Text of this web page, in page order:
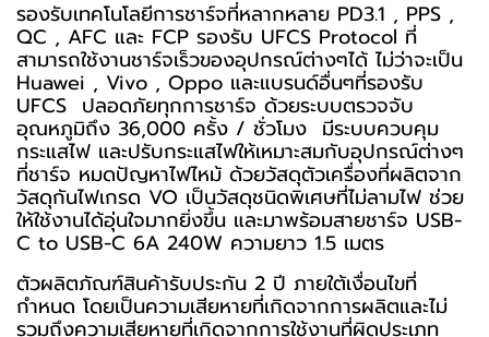
รองรับเทคโนโลยีการชาร์จที่หลากหลาย PD3.1 , PPS ,
QC , AFC และ FCP รองรับ UFCS Protocol ที่
สามารถใช้งานชาร์จเร็วของอุปกรณ์ต่างๆได้ ไม่ว่าจะเป็น
Huawei , Vivo , Oppo และแบรนด์อื่นๆที่รองรับ
UFCS ปลอดภัยทุกการชาร์จ ด้วยระบบตรวจจับ
อุณหภูมิถึง 36,000 ครั้ง / ชั่วโมง มีระบบควบคุม
กระแสไฟ และปรับกระแสไฟให้เหมาะสมกับอุปกรณ์ต่างๆ
ที่ชาร์จ หมดปัญหาไฟไหม้ ด้วยวัสดุตัวเครื่องที่ผลิตจาก
วัสดุกันไฟเกรด VO เป็นวัสดุชนิดพิเศษที่ไม่ลามไฟ ช่วย
ให้ใช้งานได้อุ่นใจมากยิ่งขึ้น และมาพร้อมสายชาร์จ USB-
C to USB-C 6A 240W ความยาว 1.5 เมตร
ตัวผลิตภัณฑ์สินค้ารับประกัน 2 ปี ภายใต้เงื่อนไขที่
กำหนด โดยเป็นความเสียหายที่เกิดจากการผลิตและไม่
รวมถึงความเสียหายที่เกิดจากการใช้งานที่ผิดประเภท